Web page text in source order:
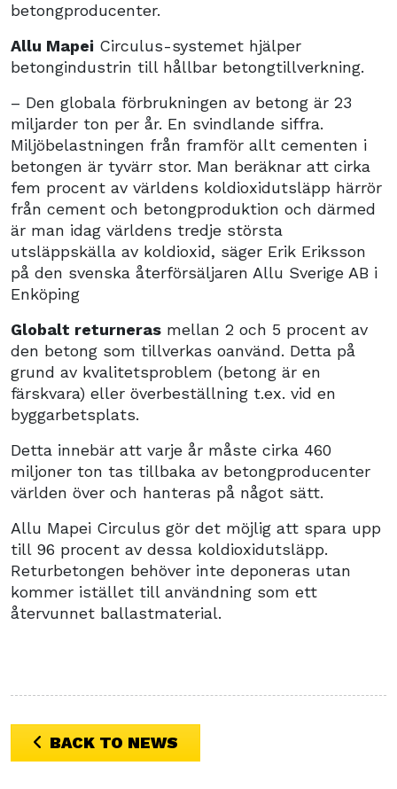
betongproducenter.
Allu Mapei Circulus-systemet hjälper
betongindustrin till hållbar betongtillverkning.
– Den globala förbrukningen av betong är 23
miljarder ton per år. En svindlande siffra.
Miljöbelastningen från framför allt cementen i
betongen är tyvärr stor. Man beräknar att cirka
fem procent av världens koldioxidutsläpp härrör
från cement och betongproduktion och därmed
är man idag världens tredje största
utsläppskälla av koldioxid, säger Erik Eriksson
på den svenska återförsäljaren Allu Sverige AB i
Enköping
Globalt returneras mellan 2 och 5 procent av
den betong som tillverkas oanvänd. Detta på
grund av kvalitetsproblem (betong är en
färskvara) eller överbeställning t.ex. vid en
byggarbetsplats.
Detta innebär att varje år måste cirka 460
miljoner ton tas tillbaka av betongproducenter
världen över och hanteras på något sätt.
Allu Mapei Circulus gör det möjlig att spara upp
till 96 procent av dessa koldioxidutsläpp.
Returbetongen behöver inte deponeras utan
kommer istället till användning som ett
återvunnet ballastmaterial.
BACK TO NEWS